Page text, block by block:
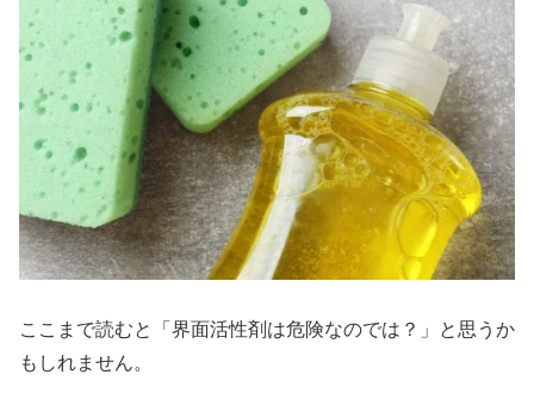
ここまで読むと「界面活性剤は危険なのでは？」と思うか
もしれません。